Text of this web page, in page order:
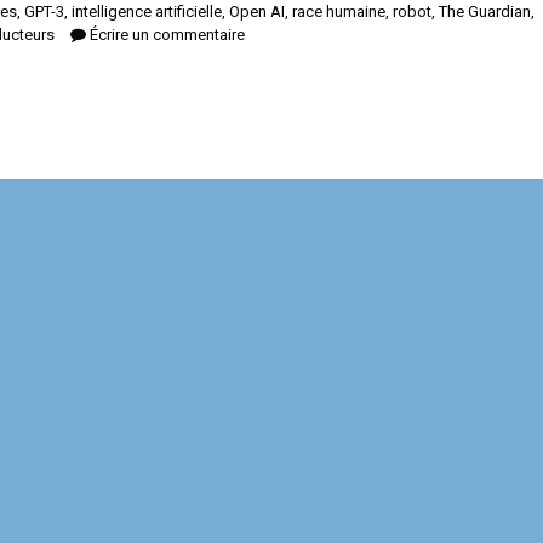
,GPT-3,intelligence artificielle,Open AI,race humaine,robot,The Guardian,
Écrire un commentaire